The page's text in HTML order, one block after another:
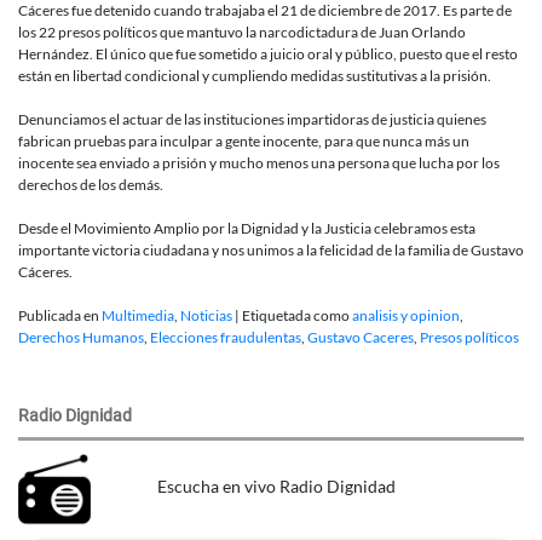
Cáceres fue detenido cuando trabajaba el 21 de diciembre de 2017. Es parte de
los 22 presos políticos que mantuvo la narcodictadura de Juan Orlando
Hernández. El único que fue sometido a juicio oral y público, puesto que el resto
están en libertad condicional y cumpliendo medidas sustitutivas a la prisión.
Denunciamos el actuar de las instituciones impartidoras de justicia quienes
fabrican pruebas para inculpar a gente inocente, para que nunca más un
inocente sea enviado a prisión y mucho menos una persona que lucha por los
derechos de los demás.
Desde el Movimiento Amplio por la Dignidad y la Justicia celebramos esta
importante victoria ciudadana y nos unimos a la felicidad de la familia de Gustavo
Cáceres.
Publicada en Multimedia, Noticias | Etiquetada comoanalisis y opinion,
Derechos Humanos, Elecciones fraudulentas, Gustavo Caceres, Presos políticos
Radio Dignidad
Escucha en vivo Radio Dignidad